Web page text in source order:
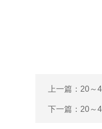
上一篇： 20～
下一篇： 20～